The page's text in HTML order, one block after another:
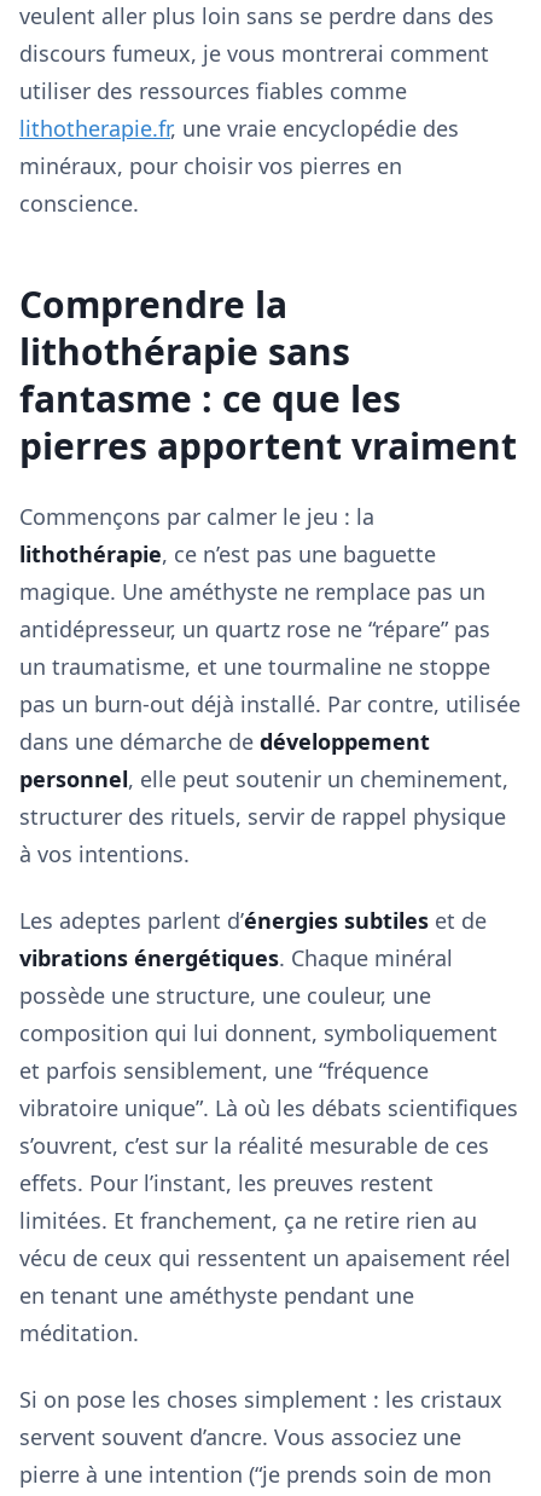
veulent aller plus loin sans se perdre dans des
discours fumeux, je vous montrerai comment
utiliser des ressources fiables comme
lithotherapie.fr, une vraie encyclopédie des
minéraux, pour choisir vos pierres en
conscience.
Comprendre la
lithothérapie sans
fantasme : ce que les
pierres apportent vraiment
Commençons par calmer le jeu : la
lithothérapie, ce n’est pas une baguette
magique. Une améthyste ne remplace pas un
antidépresseur, un quartz rose ne “répare” pas
un traumatisme, et une tourmaline ne stoppe
pas un burn-out déjà installé. Par contre, utilisée
dans une démarche de développement
personnel, elle peut soutenir un cheminement,
structurer des rituels, servir de rappel physique
à vos intentions.
Les adeptes parlent d’énergies subtiles et de
vibrations énergétiques. Chaque minéral
possède une structure, une couleur, une
composition qui lui donnent, symboliquement
et parfois sensiblement, une “fréquence
vibratoire unique”. Là où les débats scientifiques
s’ouvrent, c’est sur la réalité mesurable de ces
effets. Pour l’instant, les preuves restent
limitées. Et franchement, ça ne retire rien au
vécu de ceux qui ressentent un apaisement réel
en tenant une améthyste pendant une
méditation.
Si on pose les choses simplement : les cristaux
servent souvent d’ancre. Vous associez une
pierre à une intention (“je prends soin de mon